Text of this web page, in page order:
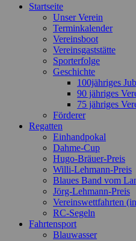
Zum
Startseite
Unser Verein
Terminkalender
Vereinsboot
Vereinsgaststätte
Sporterfolge
Geschichte
100jähriges
90 jähriges
75 jähriges
Förderer
Regatten
Einhandpokal
Dahme-Cup
Hugo-Bräuer-Preis
Willi-Lehmann-Preis
Blaues Band vom
Jörg-Lehmann-Preis
Vereinswettfahrten
RC-Segeln
Fahrtensport
Blauwasser